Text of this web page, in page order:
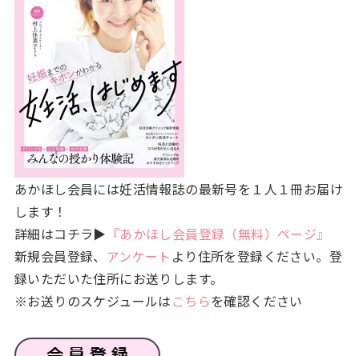
あかほし会員には妊活情報誌の最新号を１人１冊お届け
します！
詳細はコチラ▶ 『あかほし会員登録（無料）ページ』
新規会員登録、 アンケート より住所を登録ください。登
録いただいた住所にお送りします。
※お送りのスケジュールは こちらを確認ください